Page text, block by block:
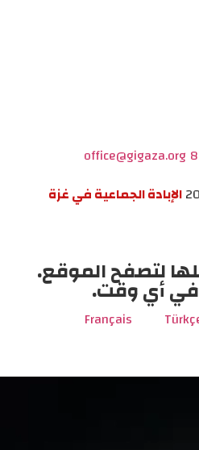
office@gigaza.org
الإبادة الجماعية في غزة
لتصفح الموقع.
في أي وقت.
Français